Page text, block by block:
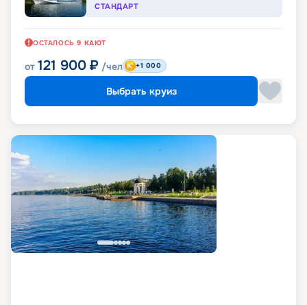
СТАНДАРТ
ОСТАЛОСЬ 9 КАЮТ
от 121 900 ₽ /чел +1 000
Выбрать круиз